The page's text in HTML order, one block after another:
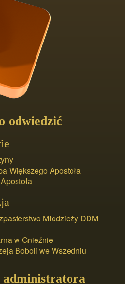
odwiedzić
Większego Apostoła
Młodzieży DDM
w Gnieźnie
Boboli we Wszedniu
administratora